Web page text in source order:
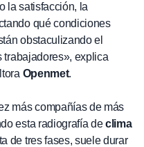
la satisfacción, la
qué condiciones
obstaculizando el
trabajadores», explica
Openmet.
más compañías de más
esta radiografía declima
de tres fases, suele durar